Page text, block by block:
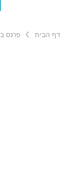
דף הבית פרנס